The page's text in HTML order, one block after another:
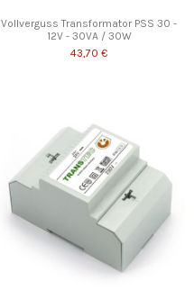
Vollverguss Transformator PSS 30 -
12V - 30VA / 30W
43,70 €